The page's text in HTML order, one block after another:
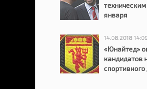
января
14.08.2018
«Юнайтед»
кандидатов